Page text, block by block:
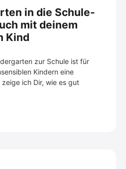
in die Schule-
mit deinem
Kind
zur Schule ist für
Kindern eine
ich Dir, wie es gut